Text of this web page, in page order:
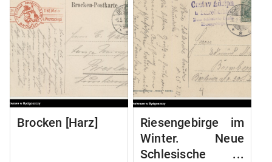
Brocken [Harz]
Riesengebirge im
Winter. Neue
Schlesische